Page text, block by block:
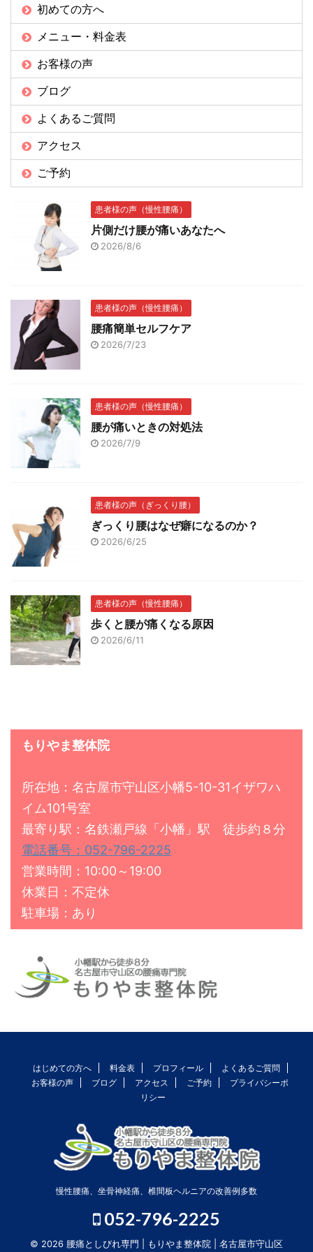
初めての方へ
メニュー・料金表
お客様の声
ブログ
よくあるご質問
アクセス
ご予約
患者様の声（慢性腰痛）
片側だけ腰が痛いあなたへ
2026/8/6
患者様の声（慢性腰痛）
腰痛簡単セルフケア
2026/7/23
患者様の声（慢性腰痛）
腰が痛いときの対処法
2026/7/9
患者様の声（ぎっくり腰）
ぎっくり腰はなぜ癖になるのか？
2026/6/25
患者様の声（慢性腰痛）
歩くと腰が痛くなる原因
2026/6/11
もりやま整体院
所在地：名古屋市守山区小幡5-10-31イザワハ
イム101号室
最寄り駅：名鉄瀬戸線「小幡」駅 徒歩約８分
電話番号：052-796-2225
営業時間：10:00～19:00
休業日：不定休
駐車場：あり
はじめての方へ 料金表 プロフィール
よくあるご質問
お客様の声
ブログ アクセス ご予約
プライバシーポ
リシー
慢性腰痛、坐骨神経痛、椎間板ヘルニアの改善例多数
052-796-2225
© 2026 腰痛としびれ専門 | もりやま整体院 | 名古屋市守山区